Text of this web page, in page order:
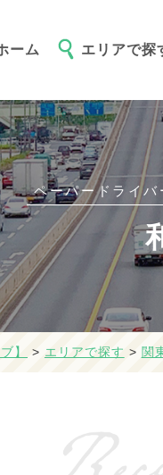
ーム エリアで探
ペーパードライ
】 > エリアで探す > 関